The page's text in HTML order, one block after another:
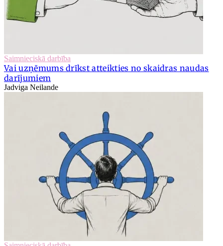
Saimnieciskā darbība
Vai uzņēmums drīkst atteikties no skaidras naudas
darījumiem
Jadviga Neilande